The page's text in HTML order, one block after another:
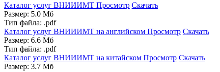
Каталог услуг ВНИИИМТ Просмотр Скачать
Размер: 5.0 Мб
Тип файла: .pdf
Каталог услуг ВНИИИМТ на английском Просмотр Скачать
Размер: 6.6 Мб
Тип файла: .pdf
Каталог услуг ВНИИИМТ на китайском Просмотр Скачать
Размер: 3.7 Мб